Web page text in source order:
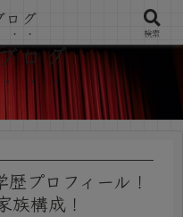
ログ
プロフィール！
族構成！
ログ
検索